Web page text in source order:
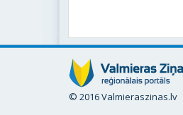
© 2016 Valmieraszinas.lv